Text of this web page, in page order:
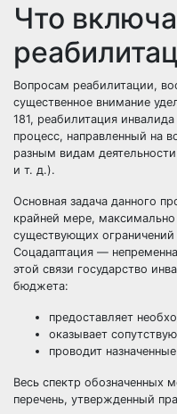
Что
Вопросам реабилитации,
существенное внимание
181, реабилитация
процесс, направленный на
разным видам
и т. д.).
Основная задача данного
крайней мере,
существующих
Соцадаптация —
этой связи государство
бюджета:
предоставляет
оказывает
проводит
Весь спектр обозначенных
перечень, утвержденный